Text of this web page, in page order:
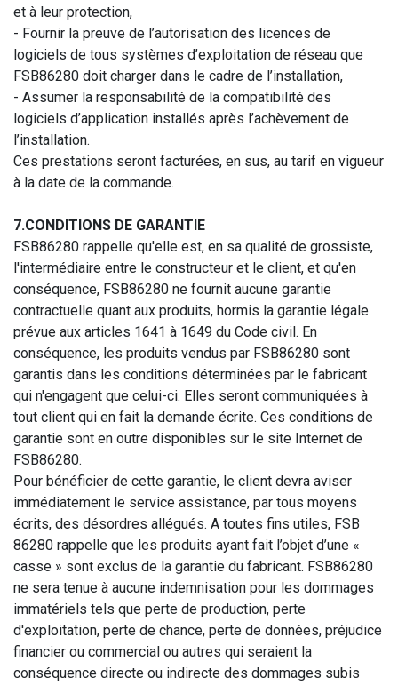
et à leur protection,
- Fournir la preuve de l’autorisation des licences de
logiciels de tous systèmes d’exploitation de réseau que
FSB86280 doit charger dans le cadre de l’installation,
- Assumer la responsabilité de la compatibilité des
logiciels d’application installés après l’achèvement de
l’installation.
Ces prestations seront facturées, en sus, au tarif en vigueur
à la date de la commande.
7.CONDITIONS DE GARANTIE
FSB86280 rappelle qu'elle est, en sa qualité de grossiste,
l'intermédiaire entre le constructeur et le client, et qu'en
conséquence, FSB86280 ne fournit aucune garantie
contractuelle quant aux produits, hormis la garantie légale
prévue aux articles 1641 à 1649 du Code civil. En
conséquence, les produits vendus par FSB86280 sont
garantis dans les conditions déterminées par le fabricant
qui n'engagent que celui-ci. Elles seront communiquées à
tout client qui en fait la demande écrite. Ces conditions de
garantie sont en outre disponibles sur le site Internet de
FSB86280.
Pour bénéficier de cette garantie, le client devra aviser
immédiatement le service assistance, par tous moyens
écrits, des désordres allégués. A toutes fins utiles, FSB
86280 rappelle que les produits ayant fait l’objet d’une «
casse » sont exclus de la garantie du fabricant. FSB86280
ne sera tenue à aucune indemnisation pour les dommages
immatériels tels que perte de production, perte
d'exploitation, perte de chance, perte de données, préjudice
financier ou commercial ou autres qui seraient la
conséquence directe ou indirecte des dommages subis